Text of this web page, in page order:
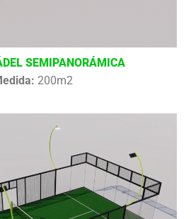
SEMIPANORÁMICA
200m2